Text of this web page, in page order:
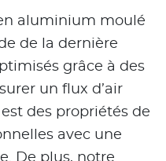
aluminium moulé
de la dernière
grâce à des
un flux d’air
des propriétés de
avec une
De plus, notre